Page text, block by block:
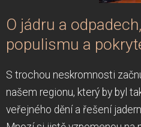
O jádru a
populismu a
S trochou neskromnosti
našem regionu, který by byl
veřejného dění a řešení